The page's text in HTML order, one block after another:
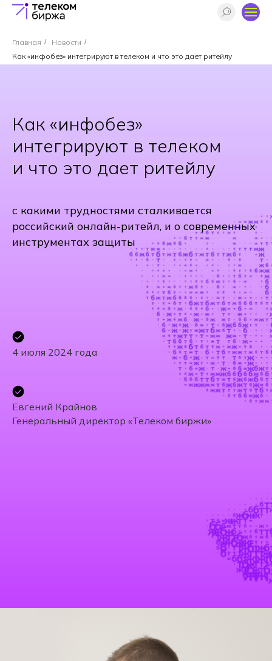
Главная / Новости /
Как «инфобез» интегрируют в телеком и что это дает ритейлу
Как «инфобез»
интегрируют в телеком
и что это дает ритейлу
с какими трудностями сталкивается
российский онлайн-ритейл, и о современных
инструментах защиты
4 июля 2024 года
Евгений Крайнов
Генеральный директор «Телеком биржи»